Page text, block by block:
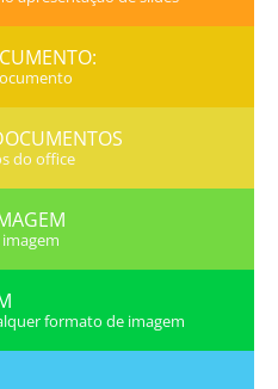
do office
formato de imagem